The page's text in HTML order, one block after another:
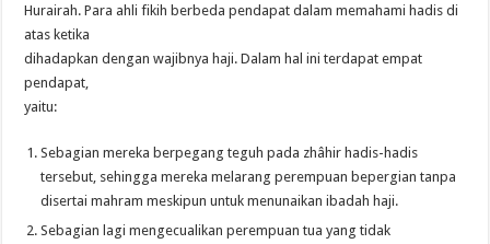
Hurairah. Para ahli fikih berbeda pendapat dalam memahami hadis di
atas ketika
dihadapkan dengan wajibnya haji. Dalam hal ini terdapat empat
pendapat,
yaitu:
Sebagian mereka berpegang teguh pada zhâhir hadis-hadis
tersebut, sehingga mereka melarang perempuan bepergian tanpa
disertai mahram meskipun untuk menunaikan ibadah haji.
Sebagian lagi mengecualikan perempuan tua yang tidak